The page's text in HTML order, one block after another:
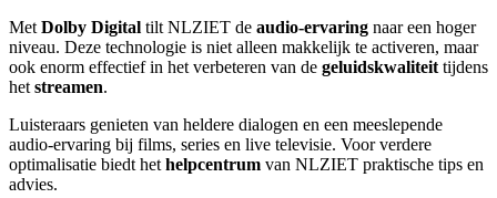
Met Dolby Digital tilt NLZIET de audio-ervaring naar een hoger
niveau. Deze technologie is niet alleen makkelijk te activeren, maar
ook enorm effectief in het verbeteren van de geluidskwaliteit tijdens
het streamen.
Luisteraars genieten van heldere dialogen en een meeslepende
audio-ervaring bij films, series en live televisie. Voor verdere
optimalisatie biedt het helpcentrum van NLZIET praktische tips en
advies.